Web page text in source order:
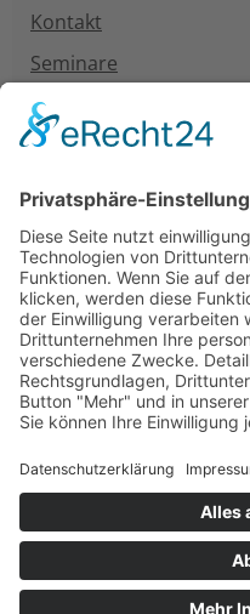
Kontakt
Seminare
Neuigkeiten
Unterstützung
Information
Impressum
Datenschutz
Medienhinweis EMFA
Cookie-Einstellungen
© Nationalpark Hohe